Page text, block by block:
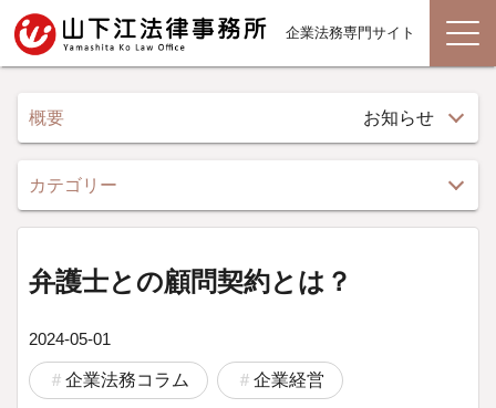
企業法務専門サイト
弁護士との顧問契約とは？
2024-05-01
企業法務コラム 企業経営
概要 お知らせ
カテゴリー